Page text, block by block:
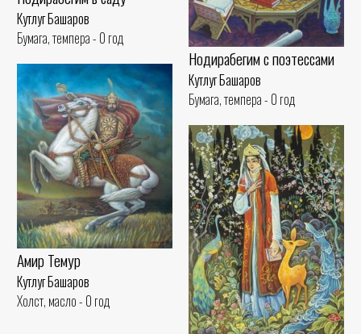
Кутлуг Башаров
Бумага, темпера - 0 год
Нодирабегим с поэтессами
Кутлуг Башаров
Бумага, темпера - 0 год
Амир Темур
Кутлуг Башаров
Холст, масло - 0 год